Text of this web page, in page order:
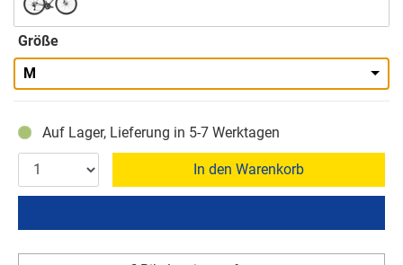
Größe
M
Auf Lager, Lieferung in 5-7 Werktagen
In den Warenkorb